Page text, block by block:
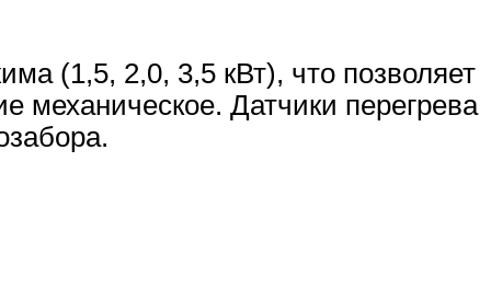
(1,5, 2,0, 3,5 кВт), что позволяет
механическое. Датчики перегрева